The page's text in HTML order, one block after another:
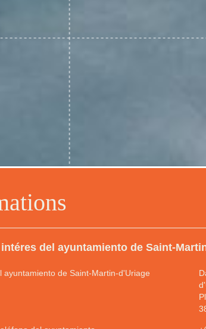
del ayuntamiento de Saint-
ayuntamiento de Saint-Martin-d'Uriage